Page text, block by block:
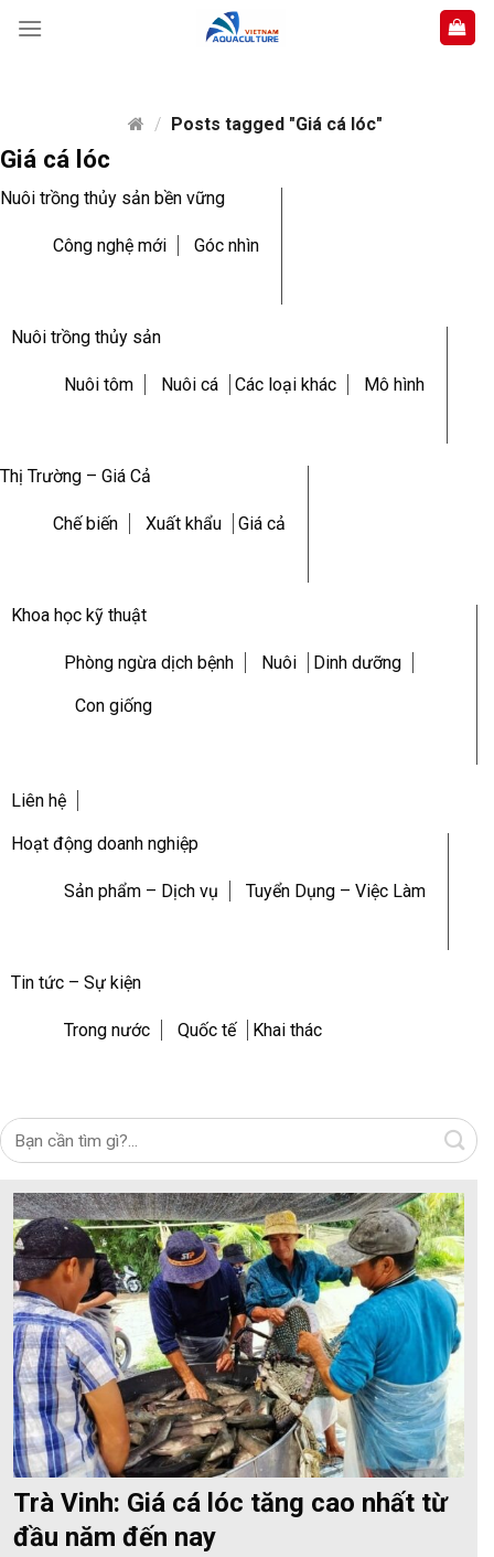
/ Posts tagged "Giá cá lóc"
Giá cá lóc
Nuôi trồng thủy sản bền vững
Công nghệ mới Góc nhìn
Nuôi trồng thủy sản
Nuôi tôm Nuôi cá Các loại khác Mô hình
Thị Trường – Giá Cả
Chế biến Xuất khẩu Giá cả
Khoa học kỹ thuật
Phòng ngừa dịch bệnh Nuôi Dinh dưỡng
Con giống
Liên hệ
Hoạt động doanh nghiệp
Sản phẩm – Dịch vụ Tuyển Dụng – Việc Làm
Tin tức – Sự kiện
Trong nước Quốc tế Khai thác
Trà Vinh: Giá cá lóc tăng cao nhất từ
đầu năm đến nay